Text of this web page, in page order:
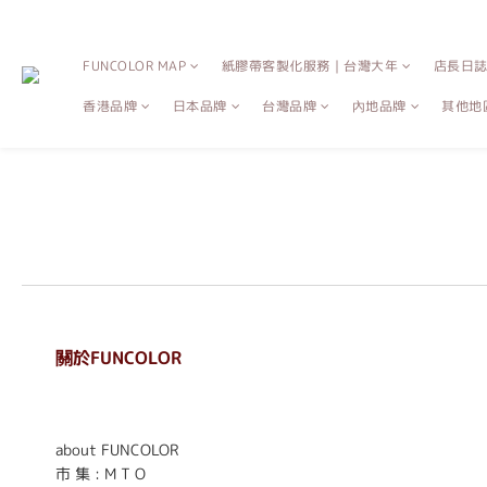
FUNCOLOR MAP 紙膠帶客製化服務｜台灣大年 店長日
香港品牌 日本品牌 台灣品牌 內地品牌 其他地
關於FUNCOLOR
about FUNCOLOR
市 集 : M T O